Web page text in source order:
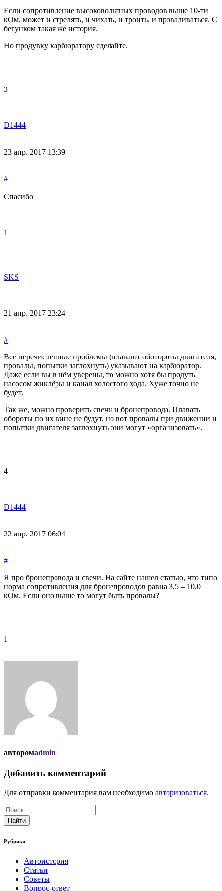
Если сопротивление высоковольтных проводов выше 10-ти
кОм, может и стрелять, и чихать, и троить, и проваливаться. С
бегунком такая же история.
Но продувку карбюратору сделайте.
3
D1444
23 апр. 2017 13:39
#
Спасибо
1
SKS
21 апр. 2017 23:24
#
Все перечисленные проблемы (плавают оботороты двигателя,
провалы, попытки заглохнуть) указывают на карбюратор.
Даже если вы в нём уверены, то можно хотя бы продуть
насосом жиклёры и канал холостого хода. Хуже точно не
будет.
Так же, можно проверить свечи и бронепровода. Плавать
обороты по их вине не будут, но вот провалы при движении и
попытки двигателя заглохнуть они могут «организовать».
4
D1444
22 апр. 2017 06:04
#
Я про бронепровода и свечи. На сайте нашел статью, что типо
норма сопротивления для бронепроводов равна 3,5 – 10,0
кОм. Если оно выше то могут быть провалы?
1
авторомadmin
Добавить комментарий
Для отправки комментария вам необходимо авторизоваться.
Найти
Рубрики
Автоистория
Статьи
Советы
Вопрос-ответ